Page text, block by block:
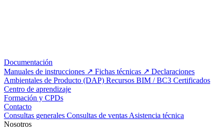
Documentación
Manuales de instrucciones
Fichas técnicas
Declaraciones
Ambientales de Producto (DAP) Recursos BIM / BC3 Certificados
Centro de aprendizaje
Formación y CPDs
Contacto
Consultas generales Consultas de ventas Asistencia técnica
Nosotros